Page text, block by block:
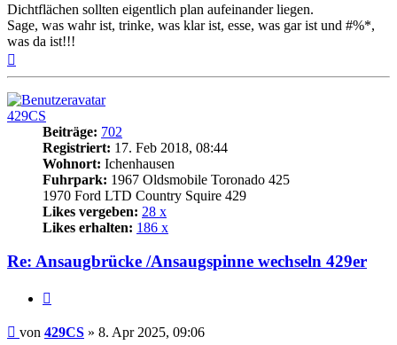
Dichtflächen sollten eigentlich plan aufeinander liegen.
Sage, was wahr ist, trinke, was klar ist, esse, was gar ist und #%*,
was da ist!!!
429CS
Beiträge: 702
Registriert: 17. Feb 2018, 08:44
Wohnort: Ichenhausen
Fuhrpark: 1967 Oldsmobile Toronado 425
1970 Ford LTD Country Squire 429
Likes vergeben: 28 x
Likes erhalten: 186 x
Re: Ansaugbrücke /Ansaugspinne wechseln 429er
Beitrag
von 429CS » 8. Apr 2025, 09:06